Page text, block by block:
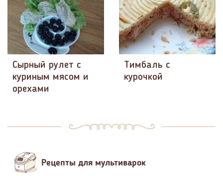
Сырный рулет с
куриным мясом и
орехами
Тимбаль с
курочкой
Рецепты для мультиварок